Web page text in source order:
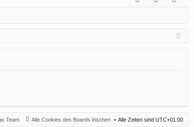
Q
m
el
ist
rie
Alle Zeiten sind UTC+01:00
Alle Cookies des Boards löschen
Team